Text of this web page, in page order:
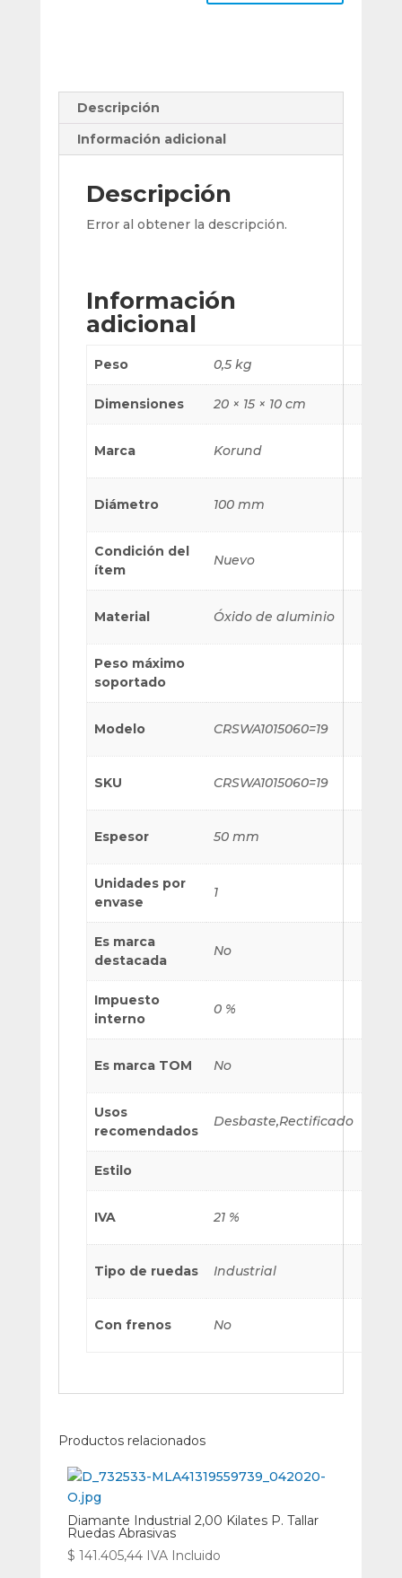
Descripción
Información adicional
Descripción
Error al obtener la descripción.
Información
adicional
Peso 0,5 kg
Dimensiones 20 × 15 × 10 cm
Marca Korund
Diámetro 100 mm
Condición del
ítem
Nuevo
Material Óxido de aluminio
Peso máximo
soportado
Modelo CRSWA1015060=19
SKU CRSWA1015060=19
Espesor 50 mm
Unidades por
envase
1
Es marca
destacada
No
Impuesto
interno
0 %
Es marca TOM No
Usos
recomendados
Desbaste,Rectificado
Estilo
IVA 21 %
Tipo de ruedas Industrial
Con frenos No
Productos relacionados
Diamante Industrial 2,00 Kilates P. Tallar
Ruedas Abrasivas
$ 141.405,44 IVA Incluido